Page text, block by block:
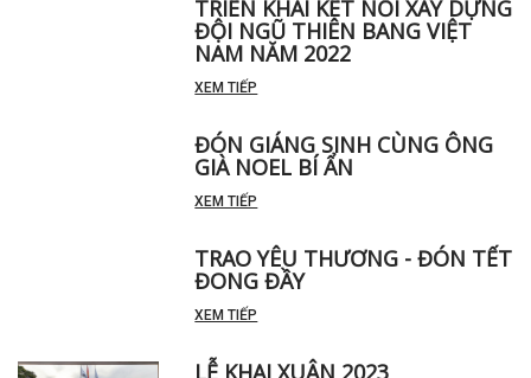
TRIỂN KHAI KẾT NỐI XÂY DỰNG
ĐỘI NGŨ THIÊN BANG VIỆT
XEM TIẾP
ĐÓN GIÁNG SINH CÙNG ÔNG
XEM TIẾP
TRAO YÊU THƯƠNG - ĐÓN TẾT
XEM TIẾP